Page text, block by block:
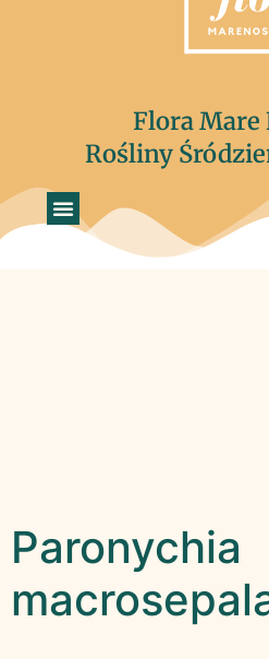
Flora
Rośliny
Paronychia